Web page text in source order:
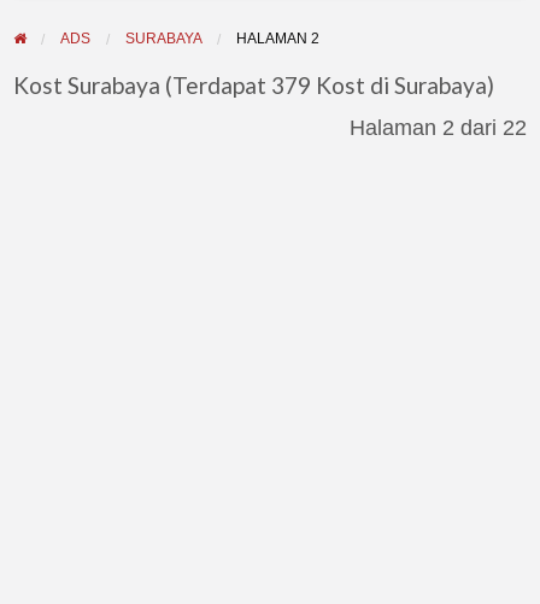
ADS SURABAYA HALAMAN 2
Kost Surabaya (Terdapat 379 Kost di Surabaya)
Halaman 2 dari 22